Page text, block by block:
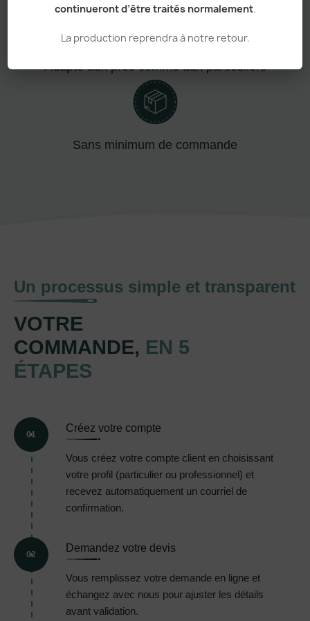
continueront d’être traités normalement.
La production reprendra à notre retour.
Adapté aux pros comme aux particuliers
Sans minimum de commande
Un processus simple et transparent
VOTRE
COMMANDE, EN 5
ÉTAPES
01
Créez votre compte
Vous créez votre compte client en choisissant
votre profil (particulier ou professionnel) et
recevez automatiquement un courriel de
confirmation.
02
Demandez votre devis
Vous remplissez votre demande en ligne et
échangez avec nous pour ajuster les détails
avant validation.